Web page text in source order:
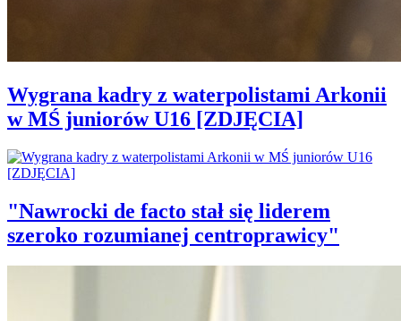
Wygrana kadry z waterpolistami Arkonii
w MŚ juniorów U16 [ZDJĘCIA]
"Nawrocki de facto stał się liderem
szeroko rozumianej centroprawicy"